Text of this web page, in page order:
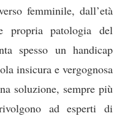
femminile, dall’età
propria patologia del
spesso un handicap
insicura e vergognosa
soluzione, sempre più
ad esperti di